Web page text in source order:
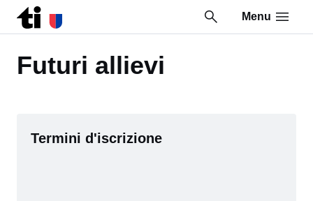
Menu
Futuri allievi
Termini d'iscrizione